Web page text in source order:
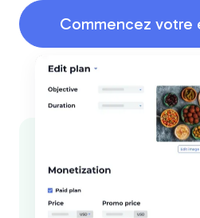
Commencez votre